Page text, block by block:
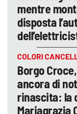
mentre
disposta
COLORI
Borgo
ancora di
rinascita: la
Mariagrazia